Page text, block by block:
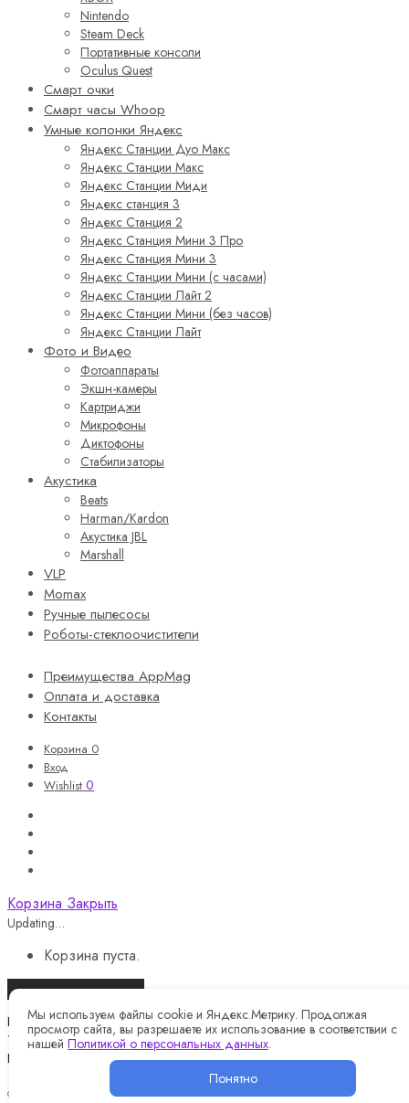
Nintendo
Steam Deck
Портативные консоли
Oculus Quest
Смарт очки
Смарт часы Whoop
Умные колонки Яндекс
Яндекс Станции Дуо Макс
Яндекс Станции Макс
Яндекс Станции Миди
Яндекс станция 3
Яндекс Станция 2
Яндекс Станция Мини 3 Про
Яндекс Станция Мини 3
Яндекс Станции Мини (с часами)
Яндекс Станции Лайт 2
Яндекс Станции Мини (без часов)
Яндекс Станции Лайт
Фото и Видео
Фотоаппараты
Экшн-камеры
Картриджи
Микрофоны
Диктофоны
Стабилизаторы
Акустика
Beats
Harman/Kardon
Акустика JBL
Marshall
VLP
Momax
Ручные пылесосы
Роботы-стеклоочистители
Преимущества AppMag
Оплата и доставка
Контакты
Корзина 0
Вход
Wishlist 0
Корзина Закрыть
Updating…
Корзина пуста.
Продолжить покупки
Назад
Telegram
Instagram
Мы используем файлы cookie и Яндекс.Метрику. Продолжая
просмотр сайта, вы разрешаете их использование в соответствии с
нашей Политикой о персональных данных.
Понятно